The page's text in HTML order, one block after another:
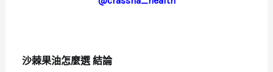
沙棘果油怎麼選 結論